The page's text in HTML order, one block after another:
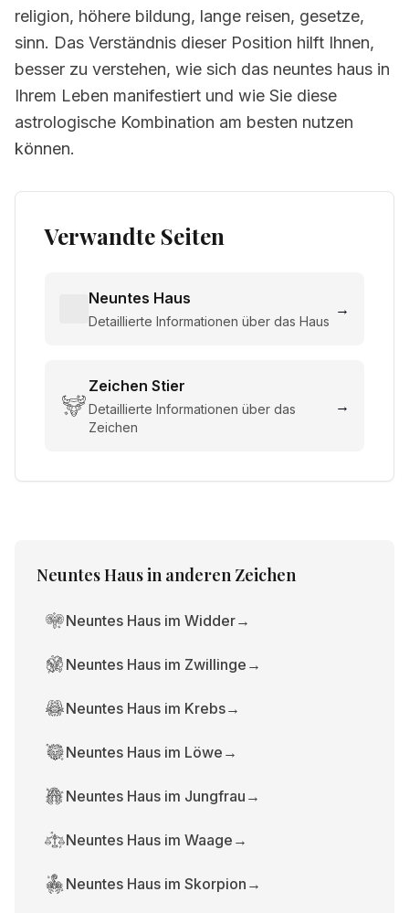
religion, höhere bildung, lange reisen, gesetze,
sinn. Das Verständnis dieser Position hilft Ihnen,
besser zu verstehen, wie sich das neuntes haus in
Ihrem Leben manifestiert und wie Sie diese
astrologische Kombination am besten nutzen
können.
Verwandte Seiten
Neuntes Haus
Detaillierte Informationen über das Haus
→
Zeichen Stier
Detaillierte Informationen über das
Zeichen
→
Neuntes Hausin anderen Zeichen
Neuntes Haus im Widder→
Neuntes Haus im Zwillinge →
Neuntes Haus im Krebs→
Neuntes Haus im Löwe →
Neuntes Haus im Jungfrau →
Neuntes Haus im Waage →
Neuntes Haus im Skorpion →